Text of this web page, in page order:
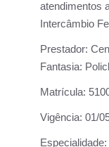
atendimentos
Intercâmbio
Prestador:
Fantasia:
Matrícula:
Vigência: 01/
Especialidade: